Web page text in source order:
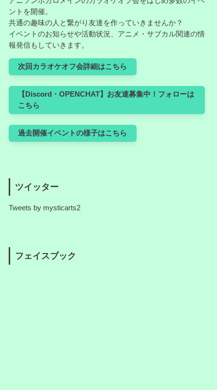
ントを開催。
共通の趣味の人と繋がり友達を作っていきませんか？
イベントのお知らせや活動状況、アニメ・サブカル関連の情
報発信もしていきます。
次回カラオケオフ会詳細はこちら
【Discord・OPENCHAT】お友達募集中！フォローは
こちら
過去開催イベントの様子はこちら
ツイッター
Tweets by mysticarts2
フェイスブック